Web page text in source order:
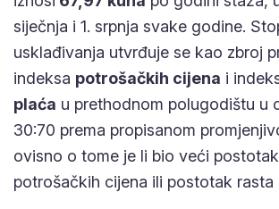
siječnja i 1. srpnja svake godine.
usklađivanja utvrđuje se kao zbroj
indeksa potrošačkih cijena i
plaća u prethodnom polugodištu u
30:70 prema propisanom
ovisno o tome je li bio veći
potrošačkih cijena ili postotak rasta